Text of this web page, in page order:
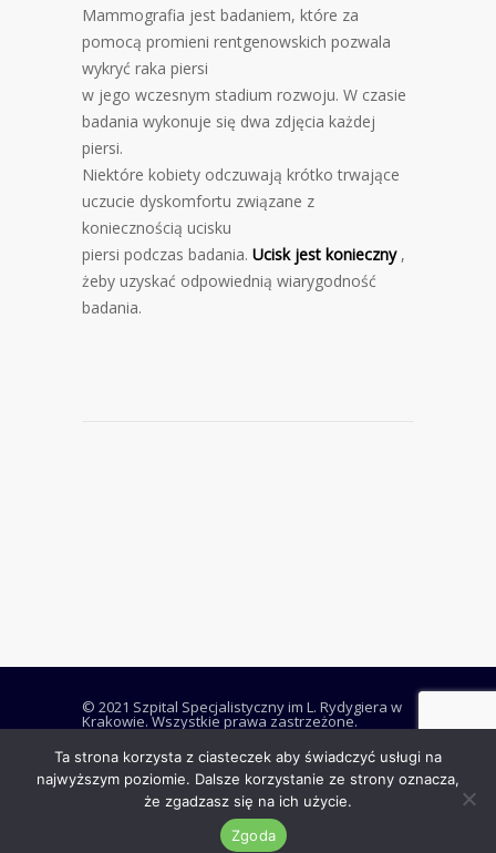
Mammografia jest badaniem, które za
pomocą promieni rentgenowskich pozwala
wykryć raka piersi
w jego wczesnym stadium rozwoju. W czasie
badania wykonuje się dwa zdjęcia każdej
piersi.
Niektóre kobiety odczuwają krótko trwające
uczucie dyskomfortu związane z
koniecznością ucisku
piersi podczas badania. Ucisk jest konieczny,
żeby uzyskać odpowiednią wiarygodność
badania.
© 2021 Szpital Specjalistyczny im L. Rydygiera w
Krakowie. Wszystkie prawa zastrzeżone.
RODO i Deklaracja dostępności
Polityka plików cookies
Ta strona korzysta z ciasteczek aby świadczyć usługi na
najwyższym poziomie. Dalsze korzystanie ze strony oznacza,
że zgadzasz się na ich użycie.
Zgoda